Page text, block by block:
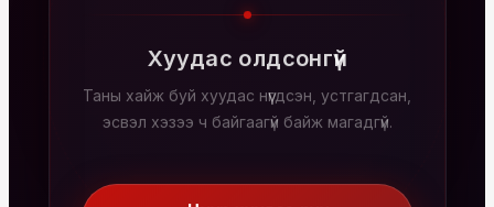
Хуудас олдсонгүй
Таны хайж буй хуудас нүүгдсэн, устгагдсан,
эсвэл хэзээ ч байгаагүй байж магадгүй.